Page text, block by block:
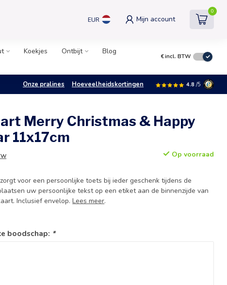
EUR Mijn account
0
Koekjes Ontbijt
Blog
€incl. BTW
Onze pralines Hoeveelheidskortingen 4.8 /5
Merry Christmas & Happy
11x17cm
Op voorraad
voor een persoonlijke toets bij ieder geschenk tijdens de
uw persoonlijke tekst op een etiket aan de binnenzijde van
Inclusief envelop.Lees meer.
boodschap: *